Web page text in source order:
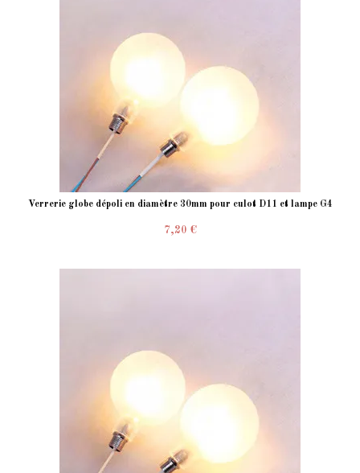
Verrerie globe dépoli en diamètre 30mm pour culot D11 et lampe G4
7,20 €